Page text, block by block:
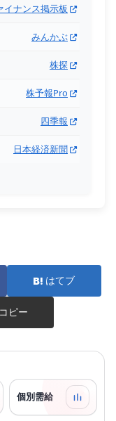
イナンス掲示板
みんかぶ
株探
株予報Pro
四季報
日本経済新聞
はてブ
コピー
個別需給